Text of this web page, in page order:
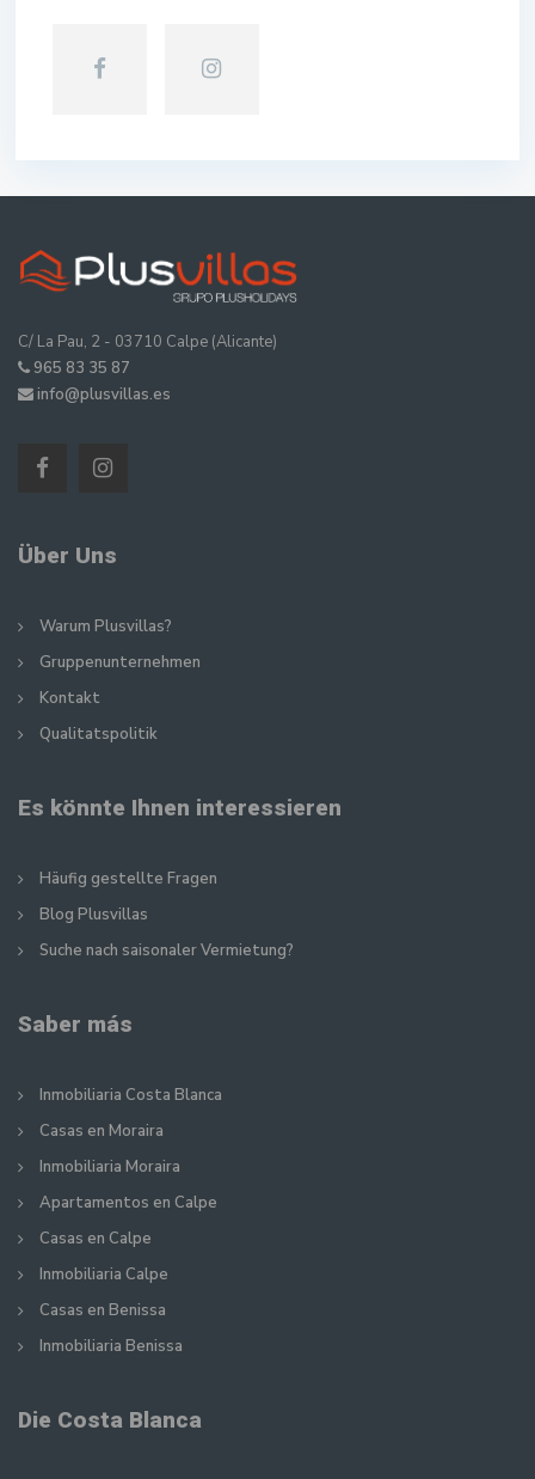
C/ La Pau, 2 - 03710 Calpe (Alicante)
965 83 35 87
info@plusvillas.es
Über Uns
Warum Plusvillas?
Gruppenunternehmen
Kontakt
Qualitatspolitik
Es könnte Ihnen interessieren
Häufig gestellte Fragen
Blog Plusvillas
Suche nach saisonaler Vermietung?
Saber más
Inmobiliaria Costa Blanca
Casas en Moraira
Inmobiliaria Moraira
Apartamentos en Calpe
Casas en Calpe
Inmobiliaria Calpe
Casas en Benissa
Inmobiliaria Benissa
Die Costa Blanca